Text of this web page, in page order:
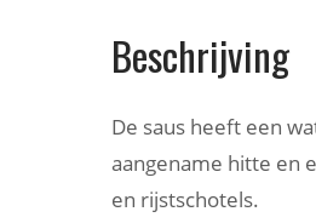
Beschrijving
De saus heeft een
aangename hitte en
en rijstschotels.